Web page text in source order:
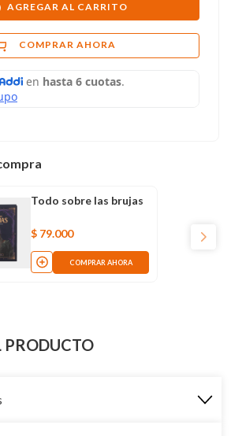
AGREGAR AL CARRITO
COMPRAR AHORA
Todo sobre las brujas
$ 79.000
COMPRAR AHORA
PRODUCTO